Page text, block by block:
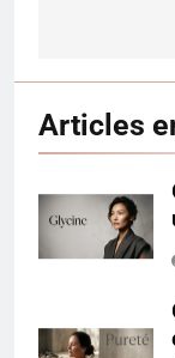
Articles